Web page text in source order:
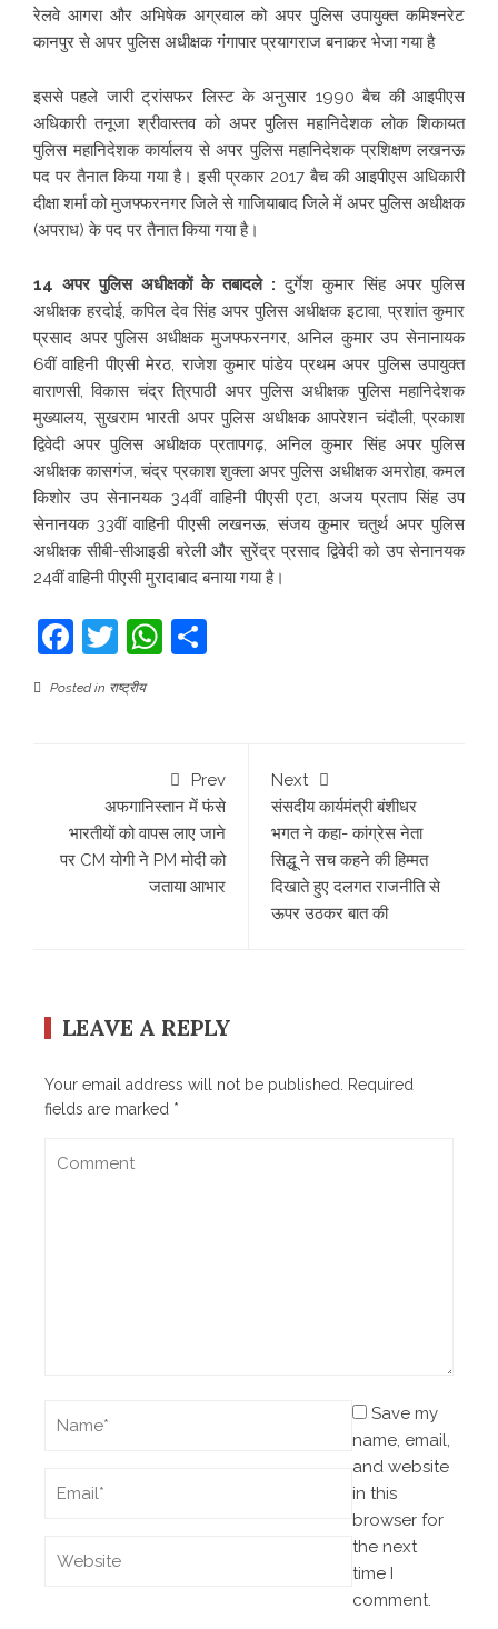
रेलवे आगरा और अभिषेक अग्रवाल को अपर पुलिस उपायुक्त कमिश्नरेट
कानपुर से अपर पुलिस अधीक्षक गंगापार प्रयागराज बनाकर भेजा गया है
इससे पहले जारी ट्रांसफर लिस्ट के अनुसार 1990 बैच की आइपीएस
अधिकारी तनूजा श्रीवास्तव को अपर पुलिस महानिदेशक लोक शिकायत
पुलिस महानिदेशक कार्यालय से अपर पुलिस महानिदेशक प्रशिक्षण लखनऊ
पद पर तैनात किया गया है। इसी प्रकार 2017 बैच की आइपीएस अधिकारी
दीक्षा शर्मा को मुजफ्फरनगर जिले से गाजियाबाद जिले में अपर पुलिस अधीक्षक
(अपराध) के पद पर तैनात किया गया है।
14 अपर पुलिस अधीक्षकों के तबादले : दुर्गेश कुमार सिंह अपर पुलिस
अधीक्षक हरदोई, कपिल देव सिंह अपर पुलिस अधीक्षक इटावा, प्रशांत कुमार
प्रसाद अपर पुलिस अधीक्षक मुजफ्फरनगर, अनिल कुमार उप सेनानायक
6वीं वाहिनी पीएसी मेरठ, राजेश कुमार पांडेय प्रथम अपर पुलिस उपायुक्त
वाराणसी, विकास चंद्र त्रिपाठी अपर पुलिस अधीक्षक पुलिस महानिदेशक
मुख्यालय, सुखराम भारती अपर पुलिस अधीक्षक आपरेशन चंदौली, प्रकाश
द्विवेदी अपर पुलिस अधीक्षक प्रतापगढ़, अनिल कुमार सिंह अपर पुलिस
अधीक्षक कासगंज, चंद्र प्रकाश शुक्ला अपर पुलिस अधीक्षक अमरोहा, कमल
किशोर उप सेनानयक 34वीं वाहिनी पीएसी एटा, अजय प्रताप सिंह उप
सेनानयक 33वीं वाहिनी पीएसी लखनऊ, संजय कुमार चतुर्थ अपर पुलिस
अधीक्षक सीबी-सीआइडी बरेली और सुरेंद्र प्रसाद द्विवेदी को उप सेनानयक
24वीं वाहिनी पीएसी मुरादाबाद बनाया गया है।
Facebook
TwitterWhatsApp
Posted in राष्ट्रीय
Prev
अफगानिस्तान में फंसे
भारतीयों को वापस लाए जाने
पर CM योगी ने PM मोदी को
जताया आभार
Next
संसदीय कार्यमंत्री बंशीधर
भगत ने कहा- कांग्रेस नेता
सिद्धू ने सच कहने की हिम्मत
दिखाते हुए दलगत राजनीति से
ऊपर उठकर बात की
LEAVE A REPLY
Your email address will not be published.
Required
fields are marked *
Save my
name, email,
and website
in this
browser for
the next
time I
comment.